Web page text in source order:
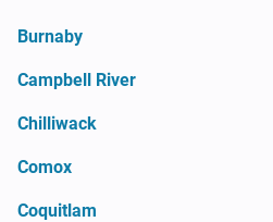
Burnaby
Campbell River
Chilliwack
Comox
Coquitlam